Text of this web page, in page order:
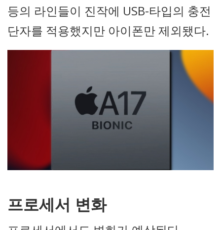
등의 라인들이 진작에 USB-타입의 충전
단자를 적용했지만 아이폰만 제외됐다.
프로세서 변화